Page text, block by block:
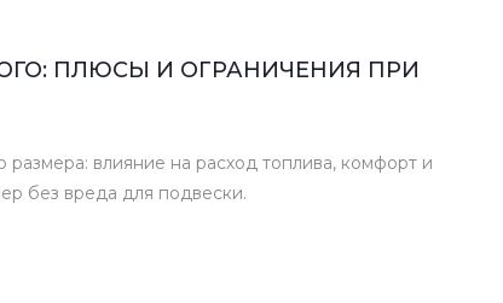
ПЛЮСЫ И ОГРАНИЧЕНИЯ ПРИ
влияние на расход топлива, комфорт и
без вреда для подвески.